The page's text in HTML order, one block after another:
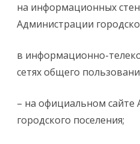
на информационных
Администрации
в информационно-
сетях общего
– на официальном сайте
городского поселения;